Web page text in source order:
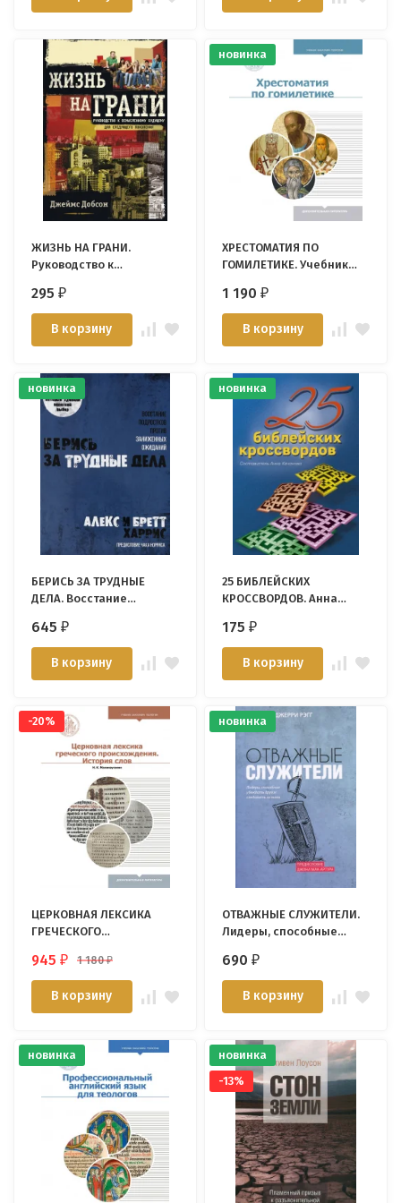
ЖИЗНЬ НА ГРАНИ.
Руководство к
для следующего
поколения. Джеймс
Добсон
295₽
В корзину
новинка
ХРЕСТОМАТИЯ ПО
ГОМИЛЕТИКЕ. Учебник
1 190₽
В корзину
новинка
БЕРИСЬ ЗА ТРУДНЫЕ
ДЕЛА. Восстание
заниженных ожиданий.
Алекс и Бретт Харрис
645₽
В корзину
новинка
25 БИБЛЕЙСКИХ
КРОССВОРДОВ. Анна
175₽
В корзину
-20%
ЦЕРКОВНАЯ ЛЕКСИКА
ГРЕЧЕСКОГО
Надежда Малинаускене
945₽ 1 180₽
В корзину
новинка
ОТВАЖНЫЕ СЛУЖИТЕЛИ.
Лидеры, способные
следовать за ними. Рэгг
Джерри
690₽
В корзину
новинка
новинка
-13%